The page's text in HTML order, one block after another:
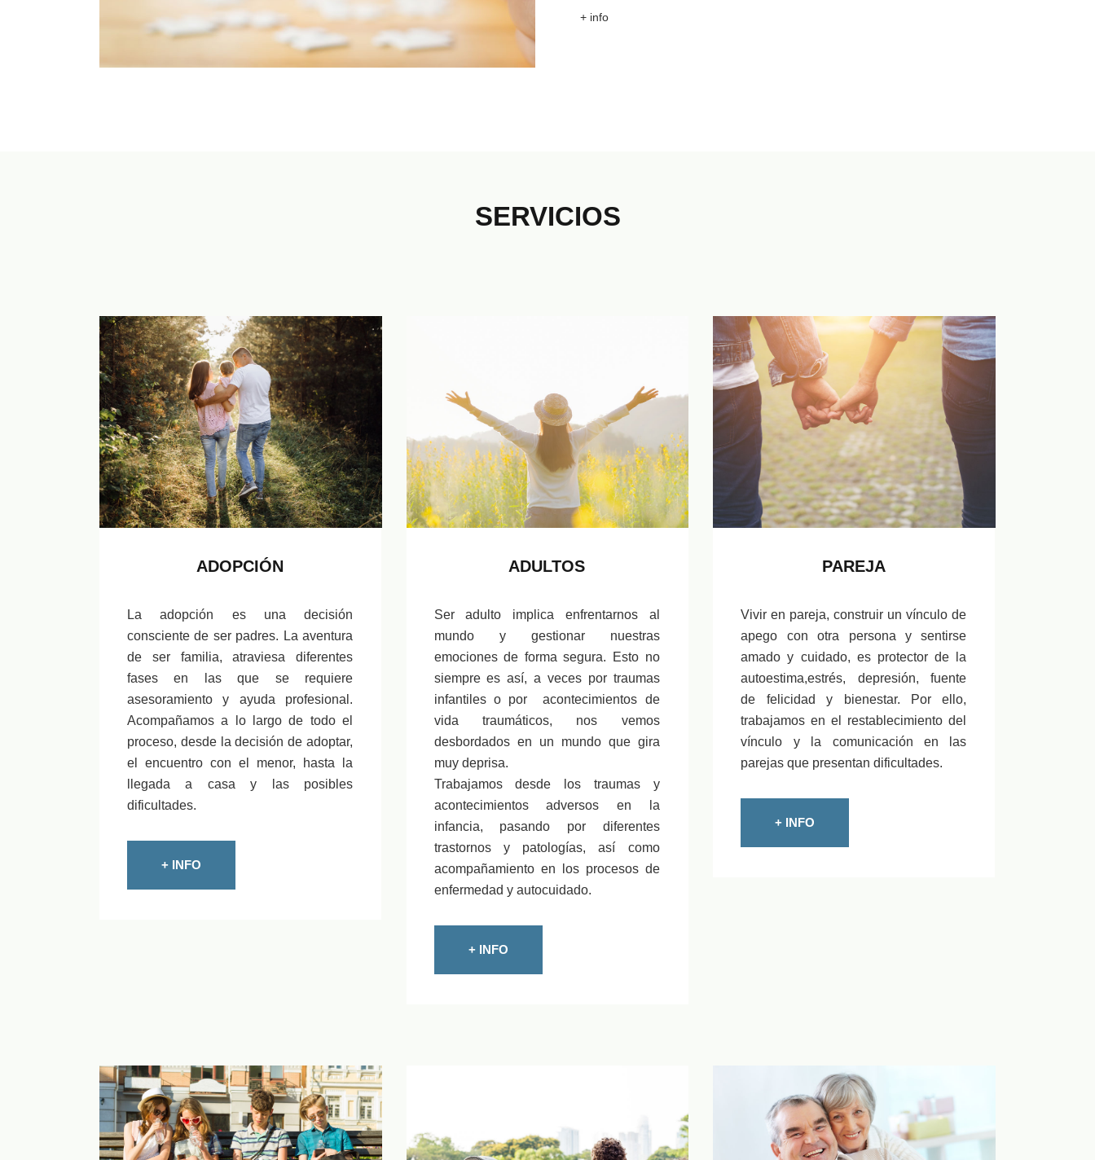
+ info
SERVICIOS
ADOPCIÓN
La adopción es una decisión
consciente de ser padres. La aventura
de ser familia, atraviesa diferentes
fases en las que se requiere
asesoramiento y ayuda profesional.
Acompañamos a lo largo de todo el
proceso, desde la decisión de adoptar,
el encuentro con el menor, hasta la
llegada a casa y las posibles
dificultades.
+ INFO
ADULTOS
Ser adulto implica enfrentarnos al
mundo y gestionar nuestras
emociones de forma segura. Esto no
siempre es así, a veces por traumas
infantiles o por acontecimientos de
vida traumáticos, nos vemos
desbordados en un mundo que gira
muy deprisa.
Trabajamos desde los traumas y
acontecimientos adversos en la
infancia, pasando por diferentes
trastornos y patologías, así como
acompañamiento en los procesos de
enfermedad y autocuidado.
+ INFO
PAREJA
Vivir en pareja, construir un vínculo de
apego con otra persona y sentirse
amado y cuidado, es protector de la
autoestima,estrés, depresión, fuente
de felicidad y bienestar. Por ello,
trabajamos en el restablecimiento del
vínculo y la comunicación en las
parejas que presentan dificultades.
+ INFO